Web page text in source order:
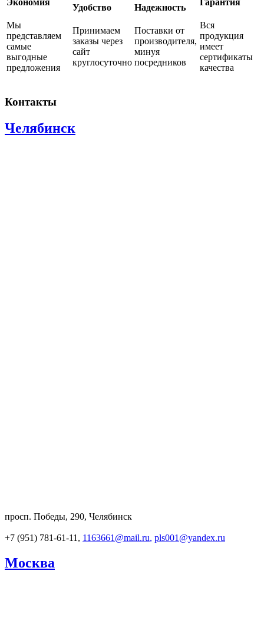
Мы
представляем
самые
выгодные
предложения
Удобство
Принимаем
заказы через
сайт
круглосуточно
Надежность
Поставки от
производителя,
минуя
посредников
Вся
продукция
имеет
сертификаты
качества
Контакты
Челябинск
просп. Победы, 290, Челябинск
+7 (951) 781-61-11, 1163661@mail.ru, pls001@yandex.ru
Москва